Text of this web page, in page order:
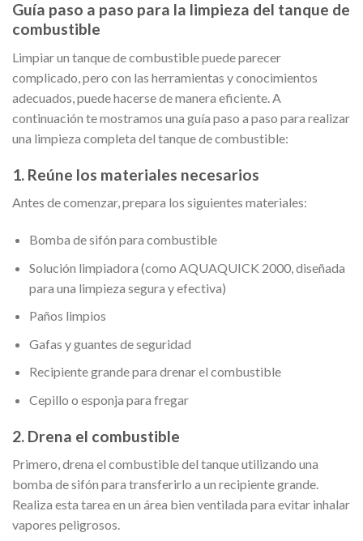
Guía paso a paso para la limpieza del tanque de
combustible
Limpiar un tanque de combustible puede parecer
complicado, pero con las herramientas y conocimientos
adecuados, puede hacerse de manera eficiente. A
continuación te mostramos una guía paso a paso para realizar
una limpieza completa del tanque de combustible:
1. Reúne los materiales necesarios
Antes de comenzar, prepara los siguientes materiales:
Bomba de sifón para combustible
Solución limpiadora (como AQUAQUICK 2000, diseñada
para una limpieza segura y efectiva)
Paños limpios
Gafas y guantes de seguridad
Recipiente grande para drenar el combustible
Cepillo o esponja para fregar
2. Drena el combustible
Primero, drena el combustible del tanque utilizando una
bomba de sifón para transferirlo a un recipiente grande.
Realiza esta tarea en un área bien ventilada para evitar inhalar
vapores peligrosos.